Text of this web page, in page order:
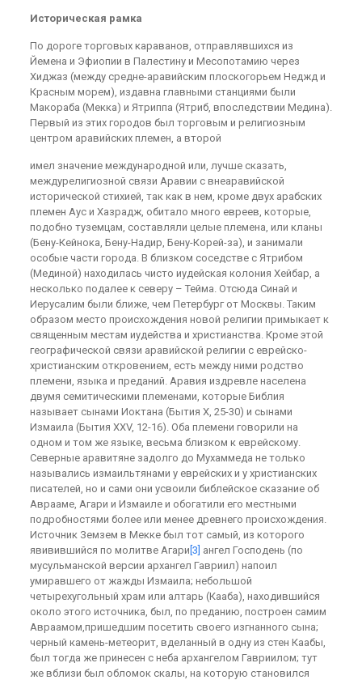
Историческая рамка
По дороге торговых караванов, отправлявшихся из
Йемена и Эфиопии в Палестину и Месопотамию через
Хиджаз (между средне-аравийским плоскогорьем Неджд и
Красным морем), издавна главными станциями были
Макораба (Мекка) и Ятриппа (Ятриб, впоследствии Медина).
Первый из этих городов был торговым и религиозным
центром аравийских племен, а второй
имел значение международной или, лучше сказать,
междурелигиозной связи Аравии с внеаравийской
исторической стихией, так как в нем, кроме двух арабских
племен Аус и Хазрадж, обитало много евреев, которые,
подобно туземцам, составляли целые племена, или кланы
(Бену-Кейнока, Бену-Надир, Бену-Корей-за), и занимали
особые части города. В близком соседстве с Ятрибом
(Мединой) находилась чисто иудейская колония Хейбар, а
несколько подалее к северу – Тейма. Отсюда Синай и
Иерусалим были ближе, чем Петербург от Москвы. Таким
образом место происхождения новой религии примыкает к
священным местам иудейства и христианства. Кроме этой
географической связи аравийской религии с еврейско-
христианским откровением, есть между ними родство
племени, языка и преданий. Аравия издревле населена
двумя семитическими племенами, которые Библия
называет сынами Иоктана (Бытия X, 25-30) и сынами
Измаила (Бытия XXV, 12-16). Оба племени говорили на
одном и том же языке, весьма близком к еврейскому.
Северные аравитяне задолго до Мухаммеда не только
назывались измаильтянами у еврейских и у христианских
писателей, но и сами они усвоили библейское сказание об
Аврааме, Агари и Измаиле и обогатили его местными
подробностями более или менее древнего происхождения.
Источник Земзем в Мекке был тот самый, из которого
явивившийся по молитве Агари [3] ангел Господень (по
мусульманской версии архангел Гавриил) напоил
умиравшего от жажды Измаила; небольшой
четырехугольный храм или алтарь (Кааба), находившийся
около этого источника, был, по преданию, построен самим
Авраамом,пришедшим посетить своего изгнанного сына;
черный камень-метеорит, вделанный в одну из стен Каабы,
был тогда же принесен с неба архангелом Гавриилом; тут
же вблизи был обломок скалы, на которую становился